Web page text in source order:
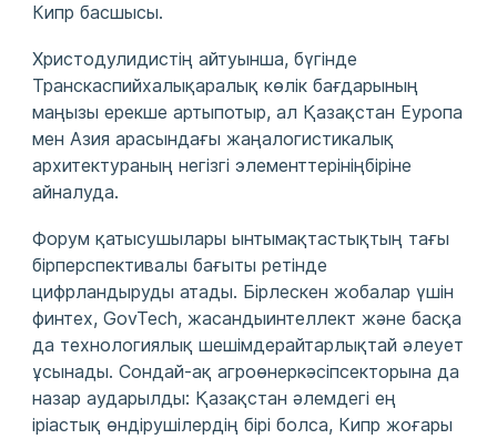
Кипр басшысы.
Христодулидистің айтуынша, бүгінде
Транскаспийхалықаралық көлік бағдарының
маңызы ерекше артыпотыр, ал Қазақстан Еуропа
мен Азия арасындағы жаңалогистикалық
архитектураның негізгі элементтерініңбіріне
айналуда.
Форум қатысушылары ынтымақтастықтың тағы
бірперспективалы бағыты ретінде
цифрландыруды атады. Бірлескен жобалар үшін
финтех, GovTech, жасандыинтеллект және басқа
да технологиялық шешімдерайтарлықтай әлеует
ұсынады. Сондай-ақ агроөнеркәсіпсекторына да
назар аударылды: Қазақстан әлемдегі ең
іріастық өндірушілердің бірі болса, Кипр жоғары